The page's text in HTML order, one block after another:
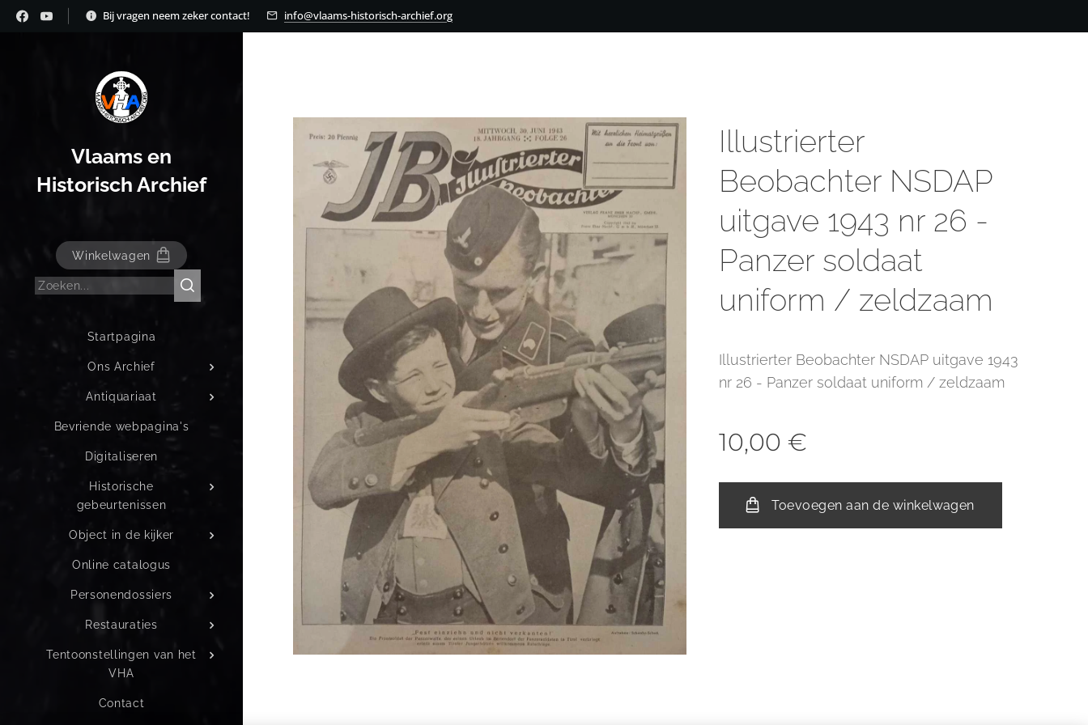
Bij vragen neem zeker contact! info@vlaams-historisch-archief.org
Vlaams en
Historisch Archief
Winkelwagen
Startpagina
Ons Archief
Antiquariaat
Bevriende webpagina's
Digitaliseren
Historische
gebeurtenissen
Object in de kijker
Online catalogus
Personendossiers
Restauraties
Tentoonstellingen van het
VHA
Contact
Illustrierter
Beobachter NSDAP
uitgave 1943 nr 26 -
Panzer soldaat
uniform / zeldzaam
Illustrierter Beobachter NSDAP uitgave 1943
nr 26 - Panzer soldaat uniform / zeldzaam
10,00 €
Toevoegen aan de winkelwagen